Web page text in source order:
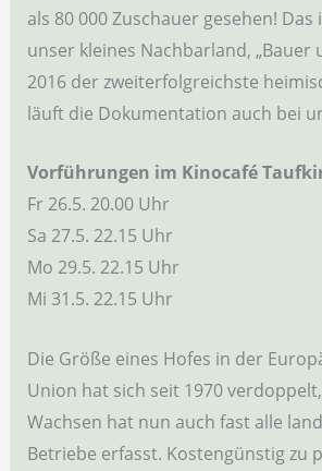
als 80 000 Zuschauer gesehen!
unser kleines Nachbarland, „Bauer
2016 der zweiterfolgreichste
läuft die Dokumentation auch bei
Vorführungen im Kinocafé
Fr 26.5. 20.00 Uhr
Sa 27.5. 22.15 Uhr
Mo 29.5. 22.15 Uhr
Mi 31.5. 22.15 Uhr
Die Größe eines Hofes in der
Union hat sich seit 1970
Wachsen hat nun auch fast alle
Betriebe erfasst. Kostengünstig zu